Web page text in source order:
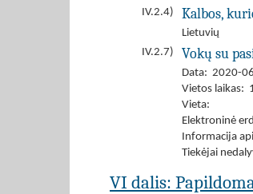
IV.2.4)
Kalbos,
Lietuvių
IV.2.7)
Vokų su
Data: 2020-
Vietos laikas:
Vieta:
Elektroninė
Informacija
Tiekėjai
VI dalis: